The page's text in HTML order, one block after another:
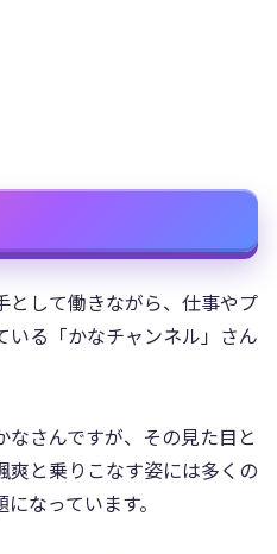
として働きながら、仕事やプ
いる「かなチャンネル」さん
さんですが、その見た目と
爽と乗りこなす姿には多くの
なっています。